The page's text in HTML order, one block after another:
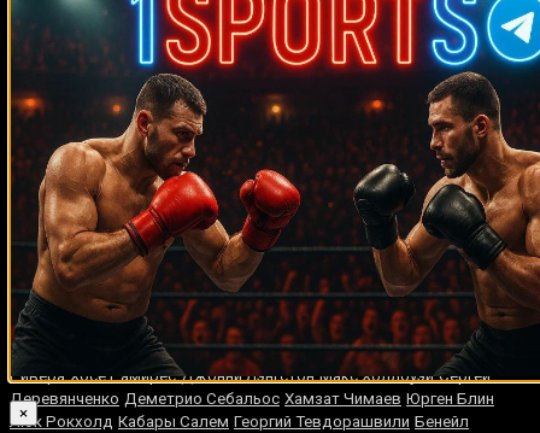
Ляяляляляояо onСмотреть UFC 324: Гэйтжи –
Пимблетт
Medik on Смотреть UFC 322 Делла Маддалена –
Махачев
Случайные боксеры
Кевин Келли Феликс Тринидад Эксум Спайт Трой Робертс Педро
Алонсо Терадо Хесус Куэльяр Эстебан Родригес
Ноэл Куарлесс
Сесиль Кофе Шейн Камерон Хьюн Мин Чой Флойд
Паттерсон Расселл Частин Берт Уайтхерст Вильфредо
Ривера Хосе Рамирес Джонни Лэнгстон Макс Холлоуэй Сеpгей
Дeрeвянчeнко Деметрио Себальос Хамзат Чимаев Юрген Блин
Люк Рокхолд Кабары Салем Георгий Тевдорашвили Бенейл
×